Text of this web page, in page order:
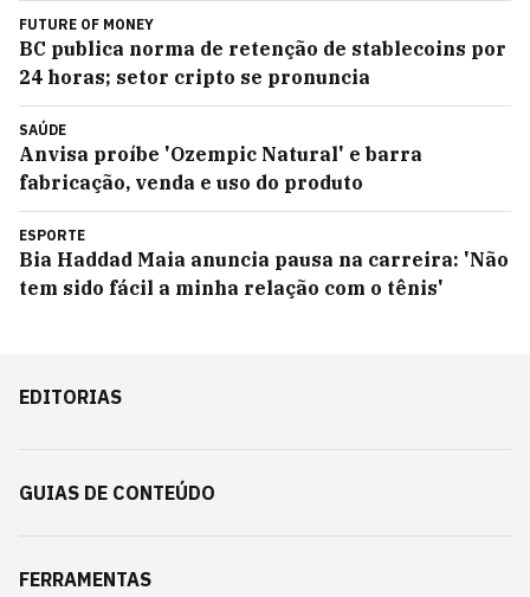
FUTURE OF MONEY
BC publica norma de retenção de stablecoins por
24 horas; setor cripto se pronuncia
SAÚDE
Anvisa proíbe 'Ozempic Natural' e barra
fabricação, venda e uso do produto
ESPORTE
Bia Haddad Maia anuncia pausa na carreira: 'Não
tem sido fácil a minha relação com o tênis'
EDITORIAS
GUIAS DE CONTEÚDO
FERRAMENTAS